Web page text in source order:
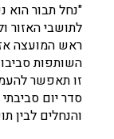
"נחל תבור הוא
לתושבי האזור
ראש המועצה
השותפות
זו תאפשר
סדר יום
והנחלים לבין